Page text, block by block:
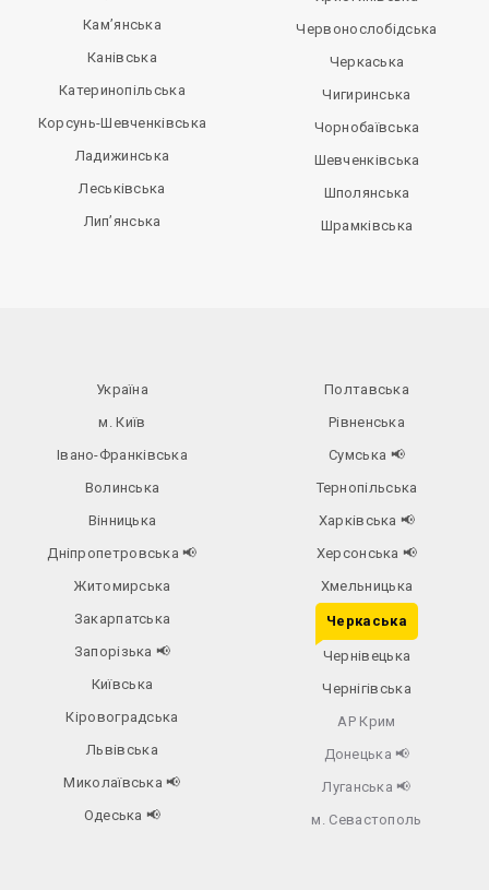
Кам’янська
Канівська
Катеринопільська
Корсунь-Шевченківська
Ладижинська
Леськівська
Лип’янська
Червонослобідська
Черкаська
Чигиринська
Чорнобаївська
Шевченківська
Шполянська
Шрамківська
Україна
м. Київ
Івано-Франківська
Волинська
Вінницька
Дніпропетровська📢
Житомирська
Закарпатська
Запорізька 📢
Київська
Кіровоградська
Львівська
Миколаївська📢
Одеська📢
Полтавська
Рівненська
Сумська 📢
Тернопільська
Харківська 📢
Херсонська 📢
Хмельницька
Черкаська
Чернівецька
Чернігівська
АР Крим
Донецька 📢
Луганська 📢
м. Севастополь